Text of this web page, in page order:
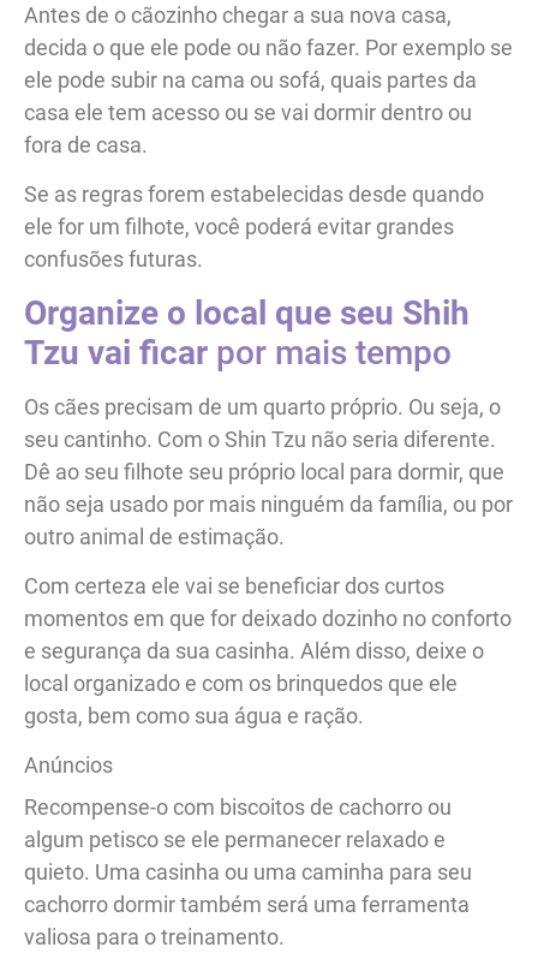
Antes de o cãozinho chegar a sua nova casa,
decida o que ele pode ou não fazer. Por exemplo se
ele pode subir na cama ou sofá, quais partes da
casa ele tem acesso ou se vai dormir dentro ou
fora de casa.
Se as regras forem estabelecidas desde quando
ele for um filhote, você poderá evitar grandes
confusões futuras.
Organize o local que seu Shih
Tzu vai ficar por mais tempo
Os cães precisam de um quarto próprio. Ou seja, o
seu cantinho. Com o Shin Tzu não seria diferente.
Dê ao seu filhote seu próprio local para dormir, que
não seja usado por mais ninguém da família, ou por
outro animal de estimação.
Com certeza ele vai se beneficiar dos curtos
momentos em que for deixado dozinho no conforto
e segurança da sua casinha. Além disso, deixe o
local organizado e com os brinquedos que ele
gosta, bem como sua água e ração.
Anúncios
Recompense-o com biscoitos de cachorro ou
algum petisco se ele permanecer relaxado e
quieto. Uma casinha ou uma caminha para seu
cachorro dormir também será uma ferramenta
valiosa para o treinamento.